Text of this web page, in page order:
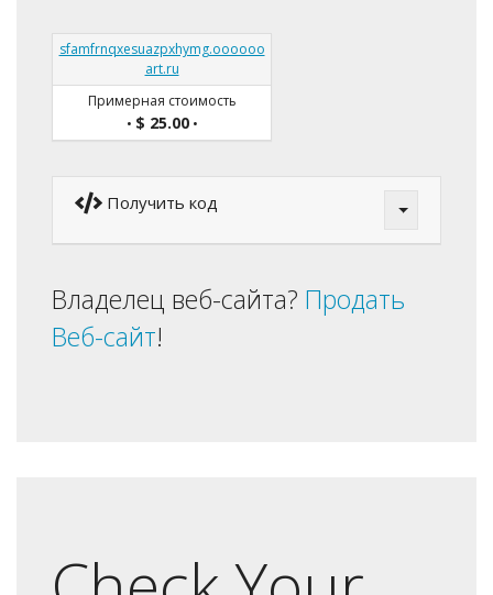
sfamfrnqxesuazpxhymg.oooooo
art.ru
Примерная стоимость
• $ 25.00•
Получить код
Владелец веб-сайта? Продать
Веб-сайт!